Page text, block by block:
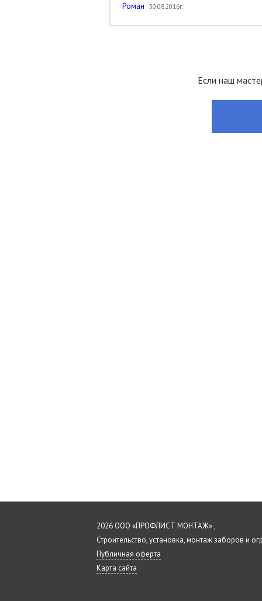
Роман 30.08.2016г.
Если наш
2026 ООО «ПРОФЛИСТ МОНТАЖ» ,
Строительство, установка, монтаж заборов и
Публичная оферта
Карта сайта